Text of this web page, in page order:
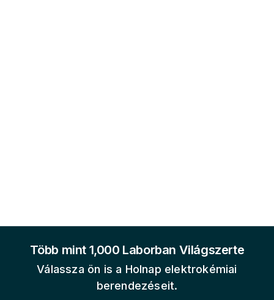
Több mint 1,000 Laborban Világszerte
Válassza ön is a Holnap elektrokémiai
berendezéseit.